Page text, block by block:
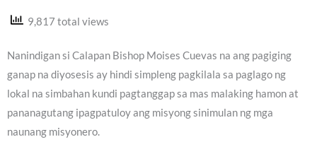
9,817 total views
Nanindigan si Calapan Bishop Moises Cuevas na ang pagiging
ganap na diyosesis ay hindi simpleng pagkilala sa paglago ng
lokal na simbahan kundi pagtanggap sa mas malaking hamon at
pananagutang ipagpatuloy ang misyong sinimulan ng mga
naunang misyonero.